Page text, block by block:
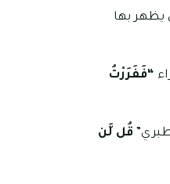
يظهر بها
“فَفَرَرْتُ
قُل لَّن